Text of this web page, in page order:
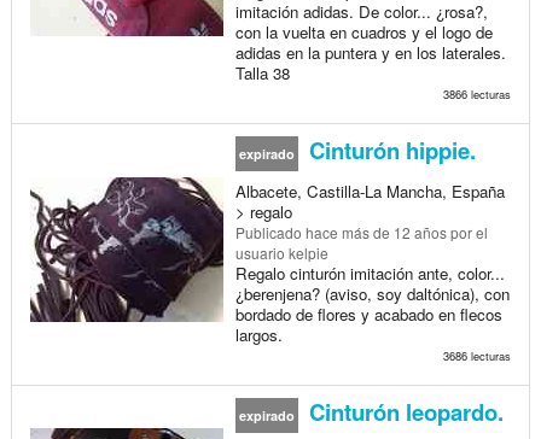
imitación adidas. De color... ¿rosa?,
con la vuelta en cuadros y el logo de
adidas en la puntera y en los laterales.
Talla 38
3866 lecturas
expirado Cinturón hippie.
Albacete, Castilla-La Mancha, España
> regalo
Publicado hace más de 12 añospor el
usuario kelpie
Regalo cinturón imitación ante, color...
¿berenjena? (aviso, soy daltónica), con
bordado de flores y acabado en flecos
largos.
3686 lecturas
expirado Cinturón leopardo.